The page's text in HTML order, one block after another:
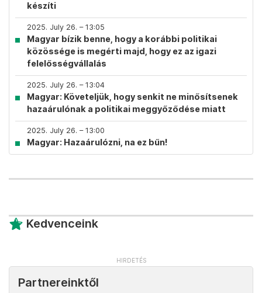
készíti
2025. July 26. – 13:05
Magyar bízik benne, hogy a korábbi politikai
közössége is megérti majd, hogy ez az igazi
felelősségvállalás
2025. July 26. – 13:04
Magyar: Követeljük, hogy senkit ne minősítsenek
hazaárulónak a politikai meggyőződése miatt
2025. July 26. – 13:00
Magyar: Hazaárulózni, na ez bűn!
Kedvenceink
Partnereinktől